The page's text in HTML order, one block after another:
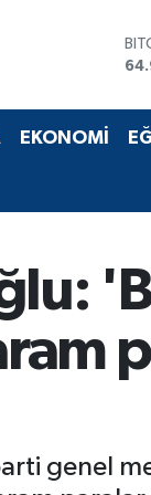
EKONOMİ
genel